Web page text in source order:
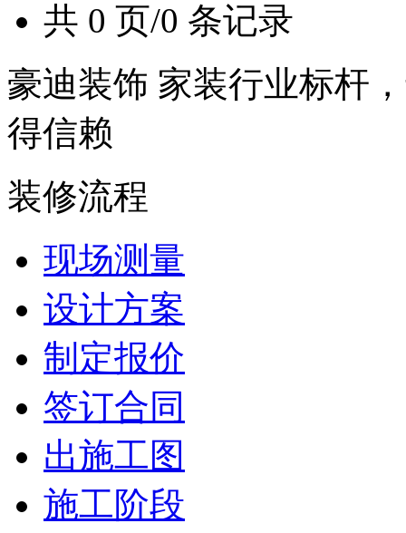
共 0 页/0 条记录
豪迪装饰 家装行业标杆
得信赖
装修流程
现场测量
设计方案
制定报价
签订合同
出施工图
施工阶段